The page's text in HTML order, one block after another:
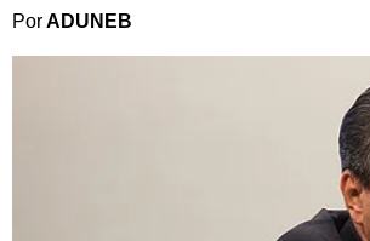
PorADUNEB